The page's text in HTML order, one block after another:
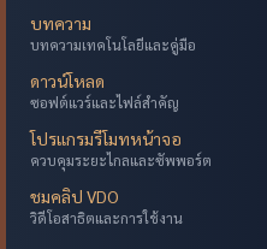
บทความ
บทความเทคโนโลยีและคู่มือ
ดาวน์โหลด
ซอฟต์แวร์และไฟล์สำคัญ
โปรแกรมรีโมทหน้าจอ
ควบคุมระยะไกลและซัพพอร์ต
ชมคลิป VDO
วิดีโอสาธิตและการใช้งาน